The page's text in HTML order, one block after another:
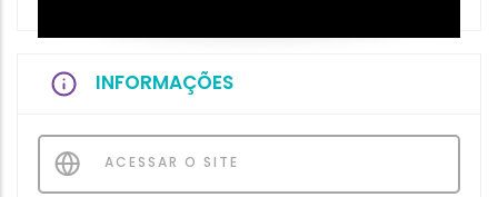
INFORMAÇÕES
ACESSAR O SITE